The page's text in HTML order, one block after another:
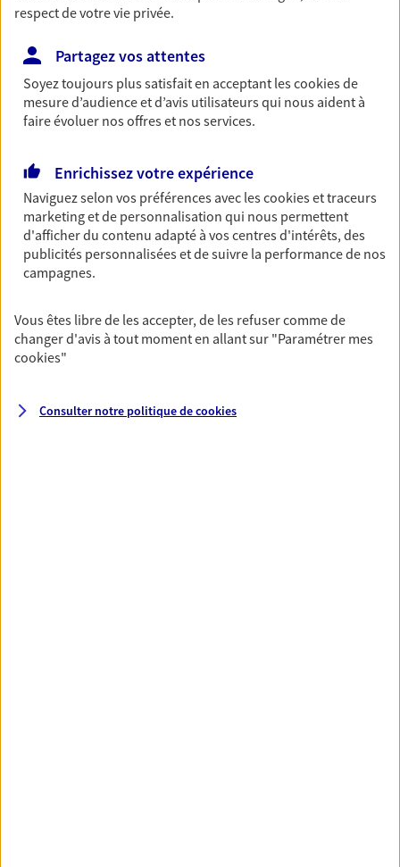
immobilier, études des enfants ou voyage autour
simplement, selon votre profil.
Découvrir les offres Épargne
Préparez sereinement ce nouveau chapitre de
votre vie avec les conseils d'un expert. Découvrez
notre solution PER (Plan Epargne Retraite)
spécialement conçue pour la retraite.
Découvrir l'offre Retraite
Prévoyance
Pour un avenir serein, assurez-vous avec notre
contrat prévoyance. Préservez vos proches en cas
garanties incapacité temporaire totale de travail,
invalidité ou de décès.
respect de votre vie privée.
Partagez vos attentes
Soyez toujours plus satisfait en acceptant lescookiesde
mesure d’audience et d’avis utilisateurs qui nous aident à
faire évoluer nos offres et nos services.
Enrichissez votre expérience
Naviguez selon vos préférences avec lescookies et traceurs
marketing et de personnalisation qui nous permettent
d'afficher du contenu adapté à vos centres d'intérêts, des
publicités personnalisées et de suivre la performance de nos
campagnes.
Vous êtes libre de les accepter, de les refuser comme de
changer d'avis à tout moment en allant sur "Paramétrer mes
cookies"
Consulter notre politique decookies